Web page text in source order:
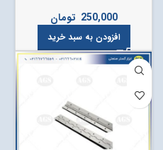
250,000 تومان
افزودن به سبد خرید